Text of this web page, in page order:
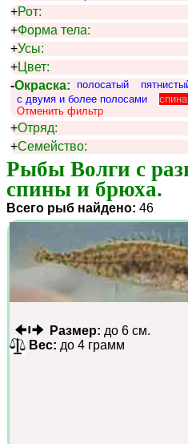
+Рот:
+Форма тела:
+Усы:
+Цвет:
-Окраска: полосатый
с двумя и более полосами
Отменить фильтр
+Отряд:
+Семейство:
Рыбы Волги с
спины и брюха.
Всего рыб найдено: 46
Размер: до 6 см.
Вес: до 4 грамм